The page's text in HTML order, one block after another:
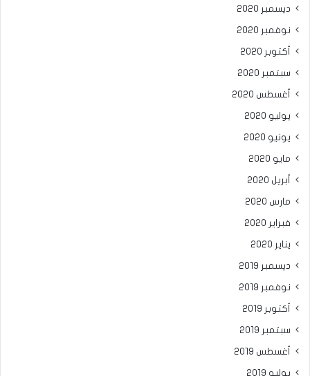
ديسمبر 2020
نوفمبر 2020
أكتوبر 2020
سبتمبر 2020
أغسطس 2020
يوليو 2020
يونيو 2020
مايو 2020
أبريل 2020
مارس 2020
فبراير 2020
يناير 2020
ديسمبر 2019
نوفمبر 2019
أكتوبر 2019
سبتمبر 2019
أغسطس 2019
يوليو 2019